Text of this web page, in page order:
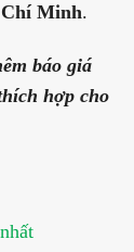
Chí Minh.
báo giá
hợp cho